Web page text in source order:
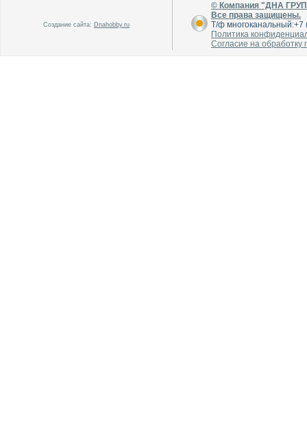
Создание сайта: Dnahobby.ru
© Компания "ДНА
Все права защищены.
Т/ф
Политика
Согласие на